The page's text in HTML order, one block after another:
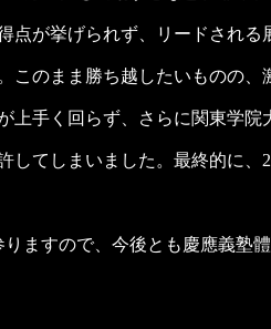
点が挙げられず、リードされる
このまま勝ち越したいものの
上手く回らず、さらに関東学
てしまいました。最終的に、
ますので、今後とも慶應義塾